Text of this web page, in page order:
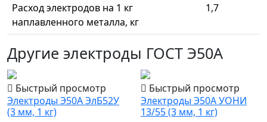
Расход электродов на 1 кг
наплавленного металла, кг
1,7
Другие электроды ГОСТ Э50А
Быстрый просмотр
Электроды Э50А ЭлБ52У
(3 мм, 1 кг)
Быстрый просмотр
Электроды Э50А УОНИ
13/55 (3 мм, 1 кг)